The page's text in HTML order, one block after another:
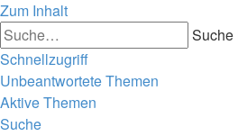
Zum Inhalt
Suche
Schnellzugriff
Unbeantwortete Themen
Aktive Themen
Suche